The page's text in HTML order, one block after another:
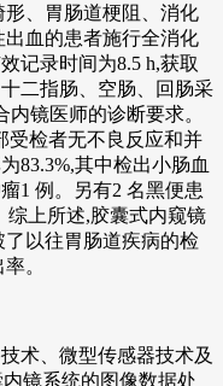
、胃肠道梗阻、消化
血的患者施行全消化
记录时间为8.5 h,获取
二指肠、空肠、回肠采
镜医师的诊断要求。
受检者无不良反应和并
83.3%,其中检出小肠血
1 例。另有2 名黑便患
综上所述,胶囊式内窥镜
以往胃肠道疾病的检
。
术、微型传感器技术及
镜系统的图像数据处